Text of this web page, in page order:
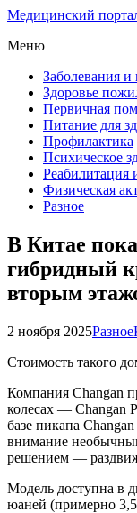
Медицинский
Меню
Заболевания и
Здоровье
Первичная
Питание для
Профилактика
Психическое
Реабилитация
Физическая
Разное
В Китае
гибридный
вторым
2 ноября 2025Разное
Стоимость такого
Компания Changan
колесах — Changan
базе пикапа
внимание
решением —
Модель доступна в
юаней (примерно